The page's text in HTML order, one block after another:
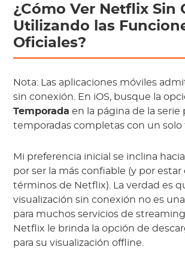
¿Cómo Ver Netflix Sin
Utilizando las
Oficiales?
Nota: Las aplicaciones móviles
sin conexión. En iOS, busque la
Temporada en la página de la serie
temporadas completas con un solo
Mi preferencia inicial se inclina hacia
por ser la más confiable (y por
términos de Netflix). La verdad es
visualización sin conexión no es
para muchos servicios de
Netflix le brinda la opción de
para su visualización offline.